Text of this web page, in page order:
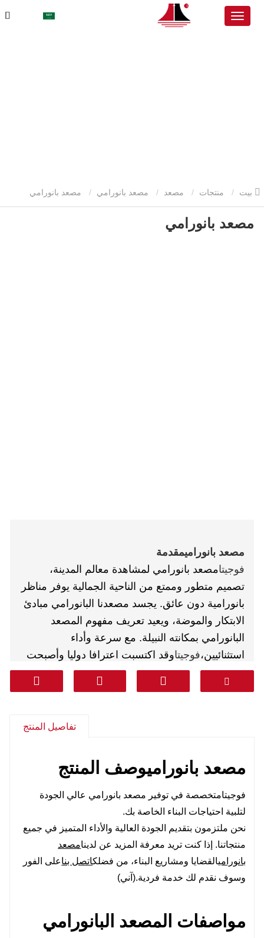
منتجات مصعد مصعد بانورامي
مصعد بانورامي
مصعد بانوراميمقدمة
فوجيتامصعد بانورامي لمشاهدة معالم المدينة،
تصميم متطور وممتع من الناحية الجمالية يوفر مناظر
بانورامية دون عائق. يجسد مصعدنا البانورامي مبادئ
الابتكار والموضة، ويعيد تعريف مفهوم المصعد
البانورامي بمكانته النبيلة. مع سرعة وأداء
استثنائيين،فوجيتاوقد اكتسبت اعترافا دوليا وأصبحت
رائدة في الصناعة، حيث وصلت إلى قمة الحضارة
الصناعية. يُضفي مصعدنا البانورامي إحساسًا بالأناقة
تفاصيل المنتج
مصعد بانوراميوصف المنتج
فوجيتامتخصصة في توفير مصعد بانورامي عالي الجودة
لتلبية احتياجات البناء الخاصة بك.
نحن ملتزمون بتقديم الجودة العالية والأداء المتميز في جميع
منتجاتنا. إذا كنت تريد معرفة المزيد عن لدينامصعد
بانوراميالقضايا ومشاريع البناء، من فضلكاتصل بناعلى الفور
وسوف نقدم لك خدمة فردية.(آني)
مواصفات المصعد البانورامي